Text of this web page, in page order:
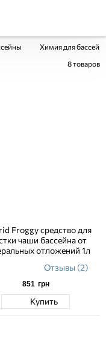
Химия для
8товаров
Froggy средство для
чаши бассейна от
отложений 1л
Отзывы (2)
851 грн
Купить